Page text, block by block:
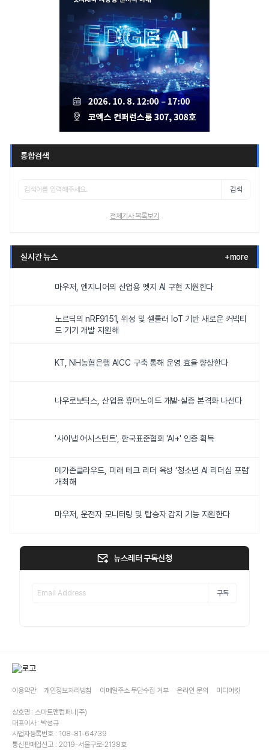
통합검색
검색
전체기사 목록보기
실시간 뉴스 +more
마우저, 엔지니어의 산업용 엣지 AI 구현 지원한다
노르딕의 nRF9151, 위성 및 셀룰러 IoT 기반 새로운 커넥티
드 기기 개발 지원해
KT, NH농협은행 AICC 구축 통해 운영 효율 향상한다
나우로보틱스, 산업용 휴머노이드 개발·실증 본격화 나선다
'사이냅 어시스턴트', 한국표준협회 'AI+' 인증 획득
메가존클라우드, 미래 테크 리더 육성 ‘청소년 AI 리더십 포럼’
개최해
마우저, 운전자 모니터링 및 탑승자 감지 기능 지원한다
뉴스레터 구독신청
구독
이용약관 개인정보처리방침 이메일주소 무단수집 거부 온라인 문의 미디어킷
상호명 : 스마트앤컴퍼니(주)
대표이사 : 박성규
사업자등록번호 : 108-81-64739
통신판매업신고 : 2019-서울구로-2138호